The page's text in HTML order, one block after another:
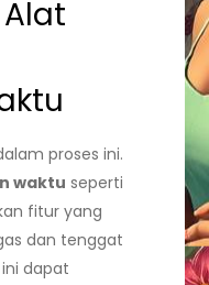
proses ini.
waktu seperti
fitur yang
dan tenggat
dapat